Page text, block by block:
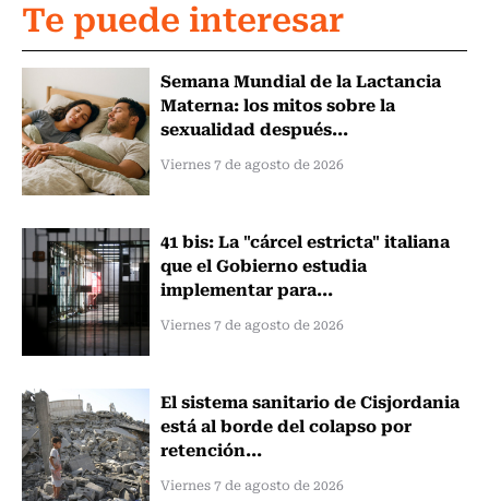
Te puede interesar
Semana Mundial de la Lactancia
Materna: los mitos sobre la
sexualidad después...
Viernes 7 de agosto de 2026
41 bis: La "cárcel estricta" italiana
que el Gobierno estudia
implementar para...
Viernes 7 de agosto de 2026
El sistema sanitario de Cisjordania
está al borde del colapso por
retención...
Viernes 7 de agosto de 2026